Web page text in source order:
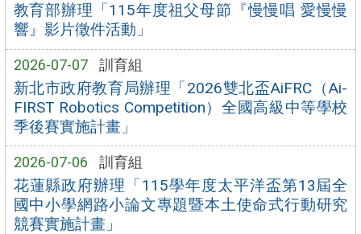
教育部辦理「115年度祖父母節『慢慢唱 愛慢慢
響』影片徵件活動」
2026-07-07 訓育組
新北市政府教育局辦理「2026雙北盃AiFRC（Ai-
FIRST Robotics Competition）全國高級中等學校
季後賽實施計畫」
2026-07-06 訓育組
花蓮縣政府辦理「115學年度太平洋盃第13屆全
國中小學網路小論文專題暨本土使命式行動研究
競賽實施計畫」